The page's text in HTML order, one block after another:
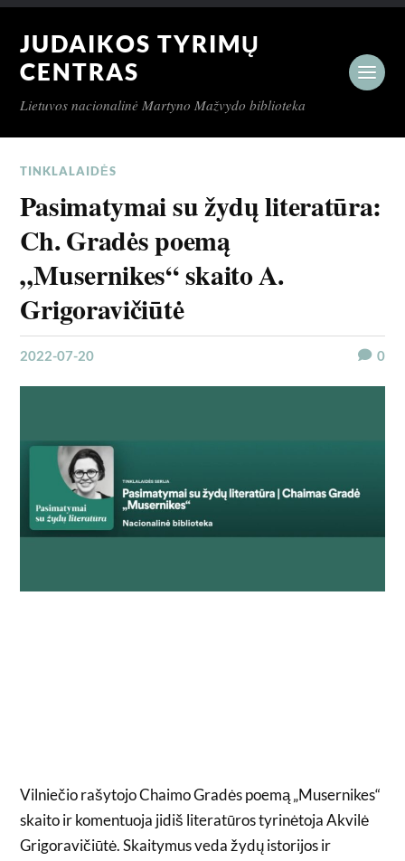
JUDAIKOS TYRIMŲ
CENTRAS
Lietuvos nacionalinė Martyno Mažvydo biblioteka
TINKLALAIDĖS
Pasimatymai su žydų literatūra:
Ch. Gradės poemą
„Musernikes“ skaito A.
Grigoravičiūtė
2022-07-20 0
Vilniečio rašytojo Chaimo Gradės poemą „Musernikes“
skaito ir komentuoja jidiš literatūros tyrinėtoja Akvilė
Grigoravičiūtė. Skaitymus veda žydų istorijos ir